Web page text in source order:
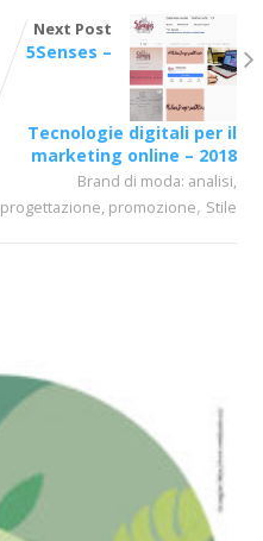
Next Post
5Senses –
Tecnologie digitali per il
marketing online – 2018
Brand di moda: analisi,
progettazione, promozione, Stile